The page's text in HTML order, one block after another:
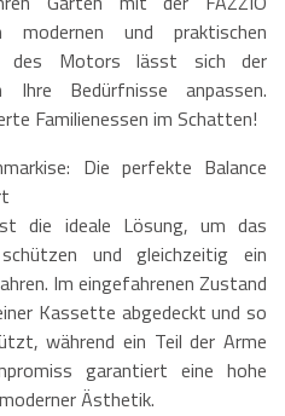
modernen und praktischen
des Motors lässt sich der
Ihre Bedürfnisse anpassen.
Familienessen im Schatten!
Die perfekte Balance
die ideale Lösung, um das
und gleichzeitig ein
Im eingefahrenen Zustand
Kassette abgedeckt und so
während ein Teil der Arme
garantiert eine hohe
Ästhetik.